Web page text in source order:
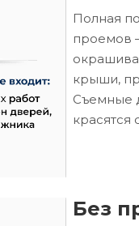
Полная
проемов
крыши,
Съемные
красятся
Без